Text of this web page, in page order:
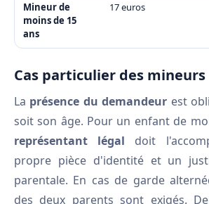
Mineur de
moins de 15
ans
17 euros
Cas particulier des mineurs
La présence du demandeur est
soit son âge. Pour un enfant de
représentant légal doit
propre pièce d'identité et un
parentale. En cas de garde
des deux parents sont exigés.